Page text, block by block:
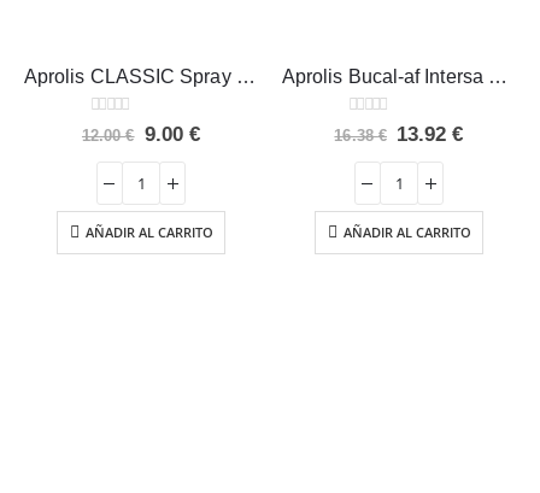
Aprolis CLASSIC Spray bucal Intersa 30 ml
0out of 5
12.00€ El
era:
12.00 €.
9.00 €El
9.00 €.
AÑADIR AL CARRITO
Aprolis Bucal-af Intersa 15 ml
0 out of 5
16.38€ El
era:
16.38 €.
13.92€El
13.92 €.
AÑADIR AL CARRITO